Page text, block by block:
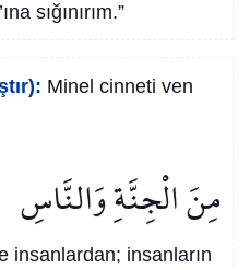
sığınırım.”
Minel cinneti ven
مِنَ الْجِنَّةِ وَالنَّاسِ
insanlardan; insanların